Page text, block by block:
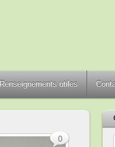
Renseignements utiles
0